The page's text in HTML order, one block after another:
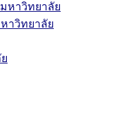
หาวิทยาลัย
าวิทยาลัย